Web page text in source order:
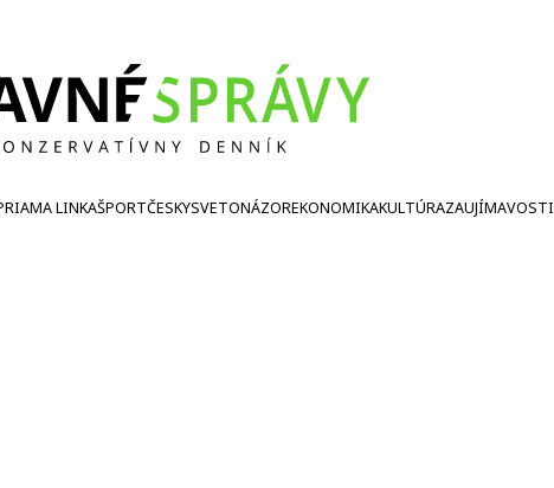
LINKAŠPORTČESKYSVETONÁZOREKONOMIKAKULTÚRAZAUJÍMAVOSTI